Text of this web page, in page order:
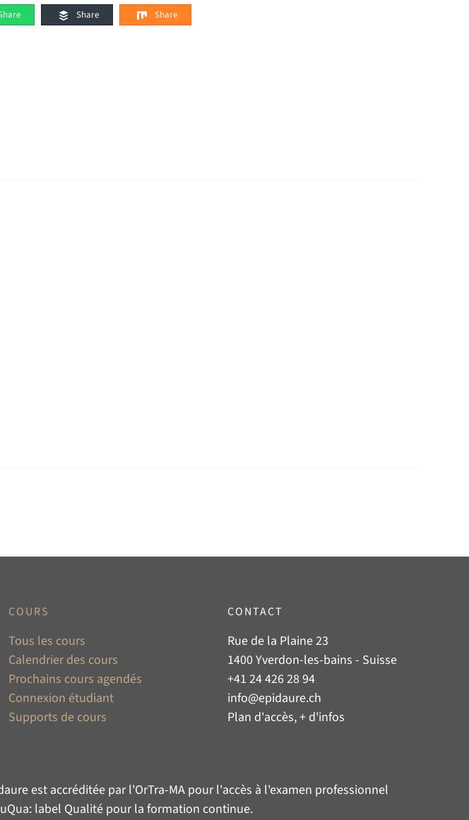
Share Share
COURS
Tous les cours
Calendrier des cours
Prochains cours agendés
Connexion étudiant
Supports de cours
CONTACT
Rue de la Plaine 23
1400 Yverdon-les-bains - Suisse
+41 24 426 28 94
info@epidaure.ch
Plan d'accès, + d'infos
est accréditée par l'OrTra-MA pour l'accès à l'examen professionnel
: label Qualité pour la formation continue.